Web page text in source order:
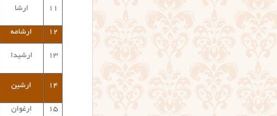
۱۱ ارشا
۱۲ ارشامه
۱۳ ارشیدا
۱۴ ارشین
۱۵ ارغوان